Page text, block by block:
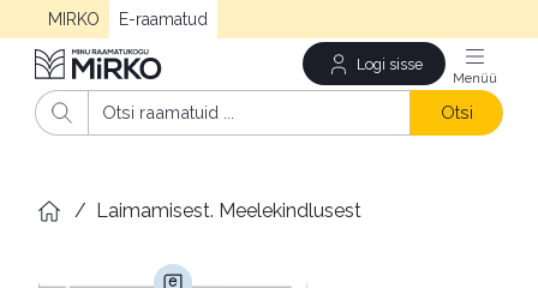
MIRKO E-raamatud
Logi sisse
Otsi
/ Laimamisest. Meelekindlusest